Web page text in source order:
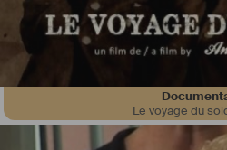
Le voyage du